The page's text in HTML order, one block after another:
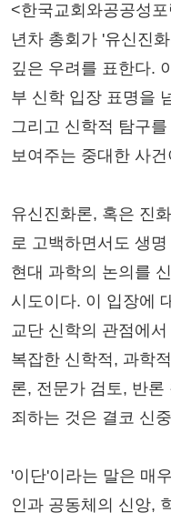
<한국교회와공공성
년차 총회가 '유신진
깊은 우려를 표한다.
부 신학 입장 표명을
그리고 신학적 탐구
보여주는 중대한 사건
유신진화론, 혹은 진
로 고백하면서도 생
현대 과학의 논의를
시도이다. 이 입장에
교단 신학의 관점에
복잡한 신학적, 과학
론, 전문가 검토, 반론
죄하는 것은 결코 신
'이단'이라는 말은 매
인과 공동체의 신앙,